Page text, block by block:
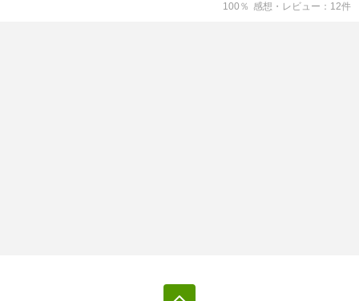
100 ％ 感想・レビュー 12件